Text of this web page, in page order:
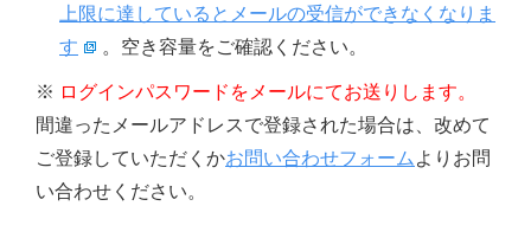
上限に達しているとメールの受信ができなくなりま
す
。空き容量をご確認ください。
※ ログインパスワードをメールにてお送りします。
間違ったメールアドレスで登録された場合は、改めて
ご登録していただくかお問い合わせフォーム よりお問
い合わせください。